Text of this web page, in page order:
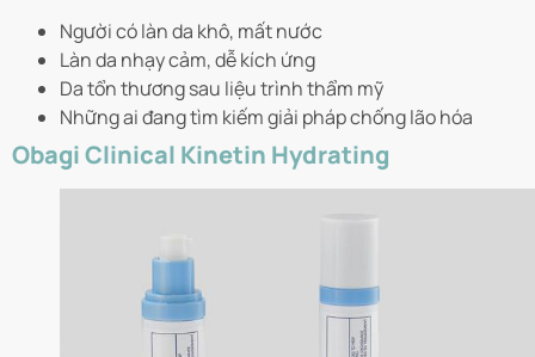
Người có làn da khô, mất nước
Làn da nhạy cảm, dễ kích ứng
Da tổn thương sau liệu trình thẩm mỹ
Những ai đang tìm kiếm giải pháp chống lão hóa
Obagi Clinical Kinetin Hydrating